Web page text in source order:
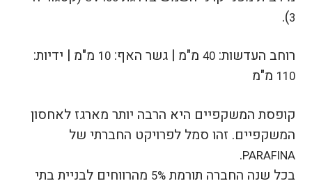
3
)
.
רוחב העדשות: 40 מ"מ | גשר האף: 10 מ"מ | ידיות:
110 מ"מ
קופסת המשקפיים היא הרבה יותר מארגז לאחסון
המשקפיים. זהו סמל לפרויקט החברתי של
PARAFINA
.
בכל שנה החברה תורמת 5% מהרווחים לבניית בתי